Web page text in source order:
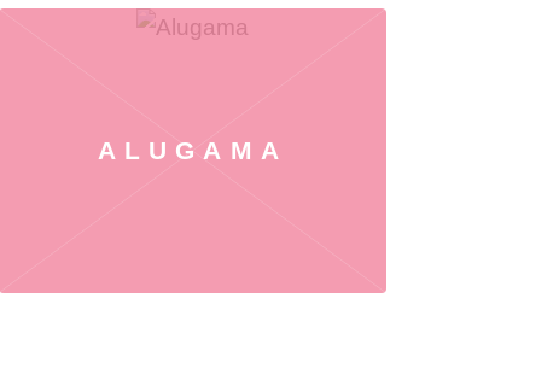
ALUGAMA